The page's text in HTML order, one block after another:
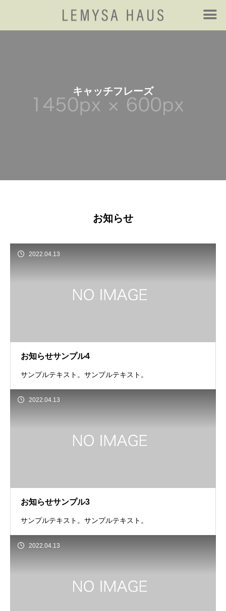
キャ ッチフレーズ
お知らせ
2022.04.13
お知らせサンプル4
サンプルテキスト。サンプルテキスト。
2022.04.13
お知らせサンプル3
サンプルテキスト。サンプルテキスト。
2022.04.13